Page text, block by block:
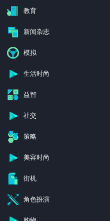
教育
新闻杂志
模拟
生活时尚
益智
社交
策略
美容时尚
街机
角色扮演